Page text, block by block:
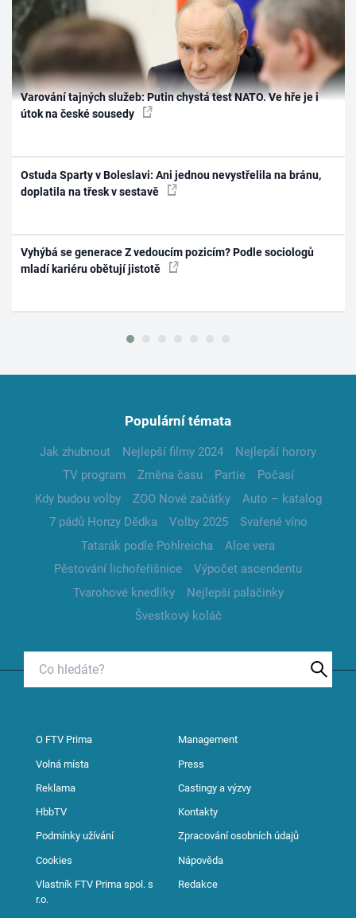
Varování tajných služeb: Putin chystá test NATO. Ve hře je i
útok na české sousedy
Ostuda Sparty v Boleslavi: Ani jednou nevystřelila na bránu,
doplatila na třesk v sestavě
Vyhýbá se generace Z vedoucím pozicím? Podle sociologů
mladí kariéru obětují jistotě
Populární témata
Jak zhubnout Nejlepší filmy 2024
Nejlepší horory
TV program
Změna času Partie
Počasí
Kdy budou volby
ZOO Nové začátky
Auto – katalog
7 pádů Honzy Dědka
Volby 2025
Svařené víno
Tatarák podle Pohlreicha
Aloe vera
Pěstování lichořeřišnice
Výpočet ascendentu
Tvarohové knedlíky
Nejlepší palačinky
Švestkový koláč
O FTV Prima Management
Volná místa Press
Reklama Castingy a výzvy
HbbTV Kontakty
Podmínky užívání Zpracování osobních údajů
Cookies Nápověda
Vlastník FTV Prima spol. s
r.o.
Redakce